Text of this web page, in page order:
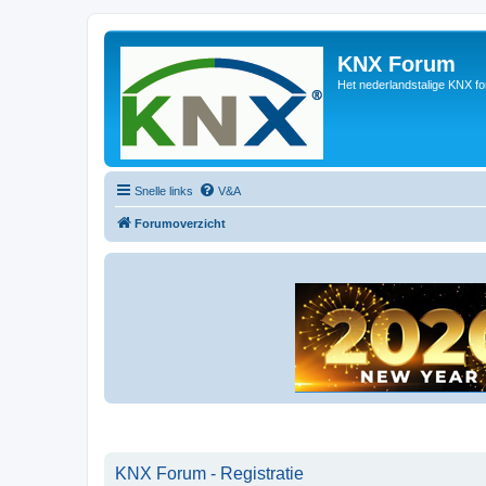
KNX Forum
Het nederlandstalige KNX
Snelle links V&A
Forumoverzicht
KNX Forum - Registratie